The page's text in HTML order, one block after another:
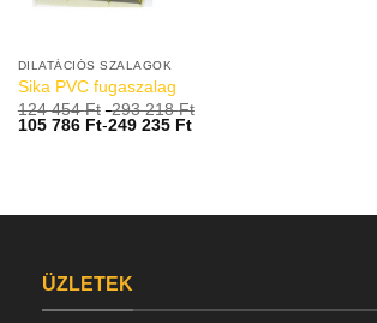
DILATÁCIÓS SZALAGOK
Sika PVC fugaszalag
124 454Ft -293 218Ft
105 786 Ft-249 235 Ft
ÜZLETEK